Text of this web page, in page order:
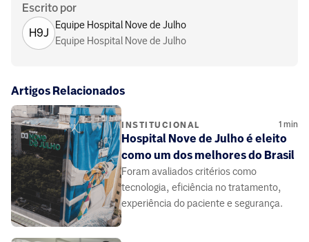
Escrito por
H9J
Equipe Hospital Nove de Julho
Equipe Hospital Nove de Julho
Artigos Relacionados
INSTITUCIONAL 1 min
Hospital Nove de Julho é eleito
como um dos melhores do Brasil
Foram avaliados critérios como
tecnologia, eficiência no tratamento,
experiência do paciente e segurança.